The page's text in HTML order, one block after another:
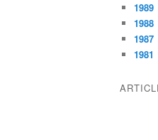
1989
1988
1987
1981